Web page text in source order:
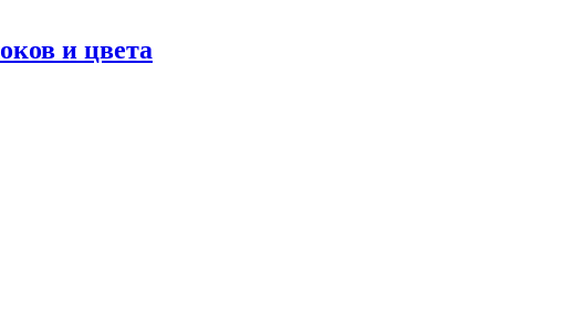
и цвета